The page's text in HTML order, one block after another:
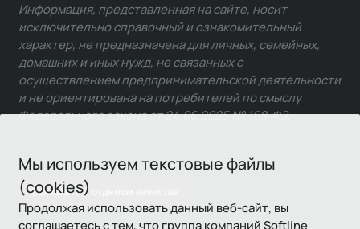
Мы используем текстовые файлы
(cookies)
Продолжая использовать данный веб-сайт, вы
соглашаетесь с тем, что группа компаний Softline
Связаться с отделом качества
Информация, представленная на сайте, носит
исключительно справочный и ознакомительный
характер, не предназначена для личных, семейных,
домашних и иных нужд, не связанных с
осуществлением предпринимательской деятельности
и не ориентирована на потребителей по смыслу
Федерального закона от 24.06.2025 № 168-ФЗ.